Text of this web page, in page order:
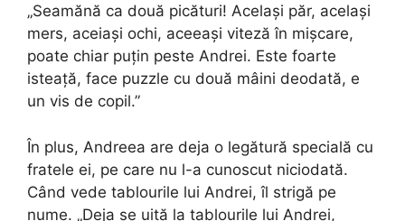
„Seamănă ca două picături! Același păr, același
mers, aceiași ochi, aceeași viteză în mișcare,
poate chiar puțin peste Andrei. Este foarte
isteață, face puzzle cu două mâini deodată, e
un vis de copil.”
În plus, Andreea are deja o legătură specială cu
fratele ei, pe care nu l-a cunoscut niciodată.
Când vede tablourile lui Andrei, îl strigă pe
nume. „Deja se uită la tablourile lui Andrei,